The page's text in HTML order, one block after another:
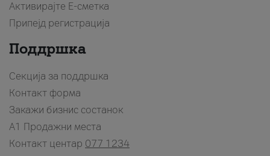
Активирајте Е-сметка
Припејд регистрација
Поддршка
Секција за поддршка
Контакт форма
Закажи бизнис состанок
A1 Продажни места
Контакт центар 077 1234